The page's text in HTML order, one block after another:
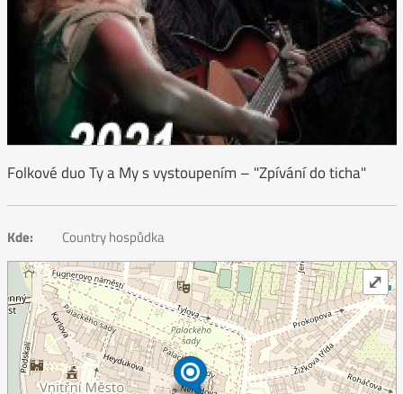
Folkové duo Ty a My s vystoupením – "Zpívání do ticha"
Kde: Country hospůdka
⤢